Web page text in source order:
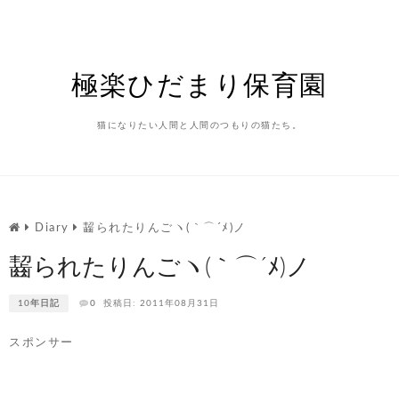
極楽ひだまり保育園
猫になりたい人間と人間のつもりの猫たち。
Diary 齧られたりんごヽ(｀⌒´ﾒ)ノ
齧られたりんごヽ(｀⌒´ﾒ)ノ
10年日記 0 投稿日: 2011年08月31日
スポンサー